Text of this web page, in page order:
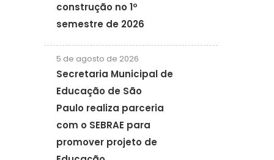
construção no 1º
semestre de 2026
5 de agosto de 2026
Secretaria Municipal de
Educação de São
Paulo realiza parceria
com o SEBRAE para
promover projeto de